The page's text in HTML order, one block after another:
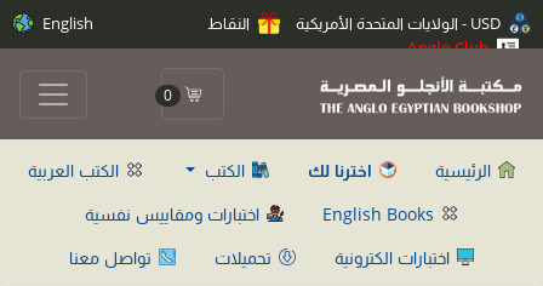
النقاط
Anglo Club
English
0
الرئيسية اخترنا لك الكتب
الكتب العربية
اختبارات ومقاييس نفسية
اختبارات الكترونية
تحميلات تواصل معنا